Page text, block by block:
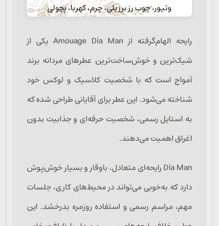
وتیور، چوب رز برزیلی، چرم، کهربا، پچولی
رایحه الهام‌گرفته از Amouage Dia Man یکی از
شیک‌ترین و خوش‌ساخت‌ترین عطرهای مردانه برند
آمواج است که با شخصیت کلاسیک و لوکس خود
شناخته می‌شود. این عطر برای آقایانی طراحی شده که
به استایل رسمی، شخصیت حرفه‌ای و جذابیت بدون
اغراق اهمیت می‌دهند.
Dia Man رایحه‌ای متعادل، باوقار و بسیار خوش‌پوش
دارد که به‌خوبی می‌تواند در محیط‌های کاری، جلسات
مهم، مراسم رسمی و استفاده روزمره بدرخشد. این